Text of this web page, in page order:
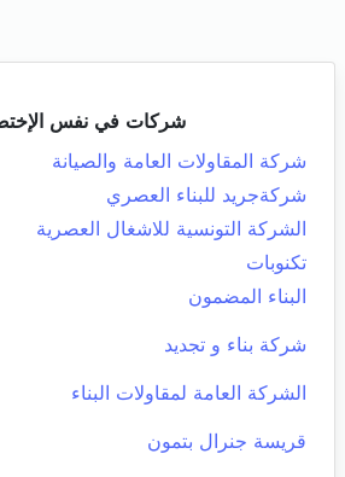
شركات في نفس
شركة المقاولات العامة والصيانة
شركةجريد للبناء العصري
الشركة التونسية للاشغال العصرية
تكنوبات
البناء المضمون
شركة بناء و تجديد
الشركة العامة لمقاولات البناء
قريسة جنرال بتمون